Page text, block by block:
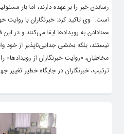
رساندن خبر را بر عهده دارند، اما بار
است. ‌ وی تاکید کرد: خبرنگاران با روایت
معنادادن به رویدادها ایفا می‌کنند و در این
نیستند، بلکه بخشی جدایی‌ناپذیر از
مخاطبان، «روایت خبرنگاران از
ترتیب، خبرنگاران در جایگاه خطیر تغییر